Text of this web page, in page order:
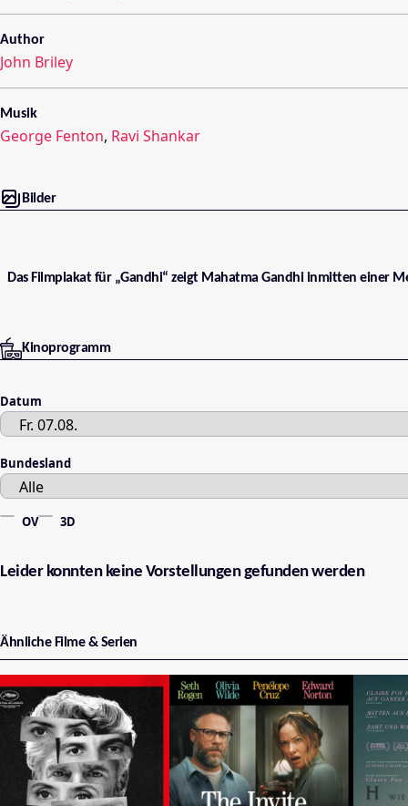
Author
John Briley
Musik
George Fenton, Ravi Shankar
Bilder
Das Filmplakat für „Gandhi“ zeigt Mahatma Gandhi inmitten einer
Kinoprogramm
Datum
Bundesland
OV 3D
Leider konnten keine Vorstellungen gefunden werden
Ähnliche Filme & Serien